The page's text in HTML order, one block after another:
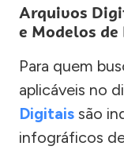
Arquivos
e Modelos
Para quem
aplicáveis no
Digitais são
infográficos